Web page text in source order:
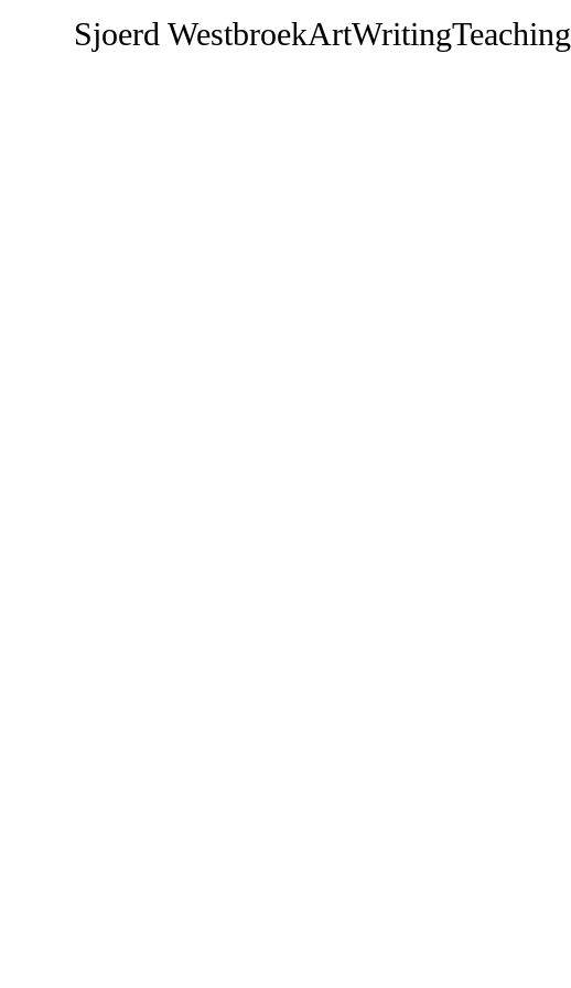
Sjoerd WestbroekArtWritingTeaching